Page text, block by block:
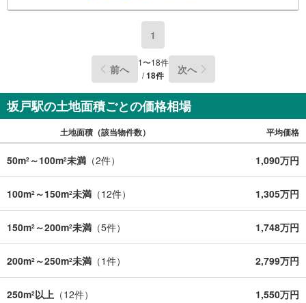
1
前へ 1〜18件
/18件 次へ
坂戸駅の土地面積ごとの価格相場
土地面積（該当物件数） 平均価格
50m2 ～100m2未満 （2件） 1,090万円
100m2 ～150m2未満 （12件） 1,305万円
150m2 ～200m2未満 （5件） 1,748万円
200m2 ～250m2未満 （1件） 2,799万円
250m2以上 （12件） 1,550万円